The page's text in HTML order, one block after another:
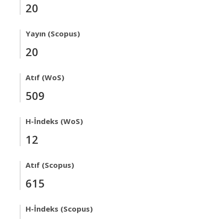
20
Yayın (Scopus)
20
Atıf (WoS)
509
H-İndeks (WoS)
12
Atıf (Scopus)
615
H-İndeks (Scopus)